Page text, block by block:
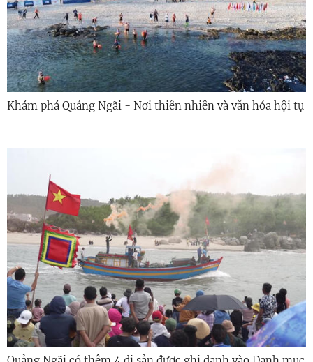
Khám phá Quảng Ngãi - Nơi thiên nhiên và văn hóa hội tụ